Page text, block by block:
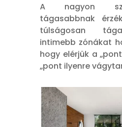
A nagyon
tágasabbnak
túlságosan
intimebb zónákat
hogy elérjük a
„pont ilyenre